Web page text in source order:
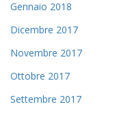
Gennaio 2018
Dicembre 2017
Novembre 2017
Ottobre 2017
Settembre 2017